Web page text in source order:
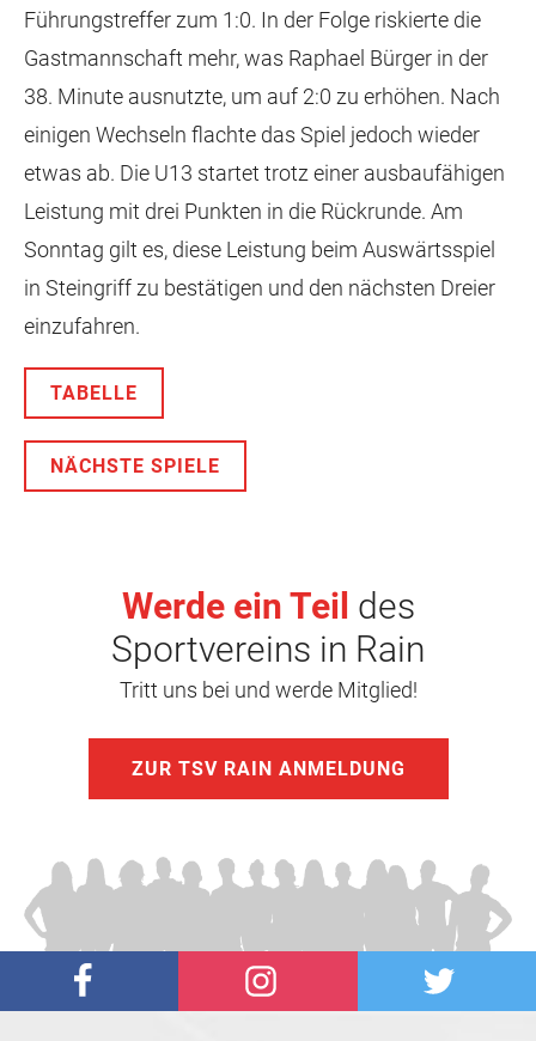
Führungstreffer zum 1:0. In der Folge riskierte die
Gastmannschaft mehr, was Raphael Bürger in der
38. Minute ausnutzte, um auf 2:0 zu erhöhen. Nach
einigen Wechseln flachte das Spiel jedoch wieder
etwas ab. Die U13 startet trotz einer ausbaufähigen
Leistung mit drei Punkten in die Rückrunde. Am
Sonntag gilt es, diese Leistung beim Auswärtsspiel
in Steingriff zu bestätigen und den nächsten Dreier
einzufahren.
TABELLE
NÄCHSTE SPIELE
Werde ein Teil des
Sportvereins in Rain
Tritt uns bei und werde Mitglied!
ZUR TSV RAIN ANMELDUNG